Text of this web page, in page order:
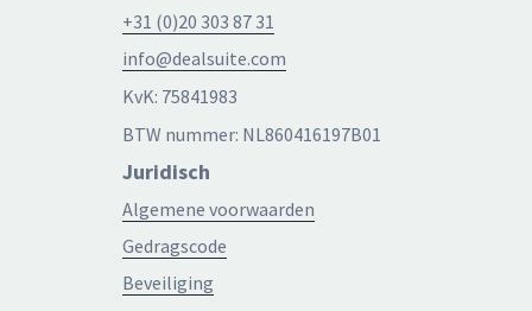
+31 (0)20 303 87 31
info@dealsuite.com
KvK: 75841983
BTW nummer: NL860416197B01
Juridisch
Algemene voorwaarden
Gedragscode
Beveiliging